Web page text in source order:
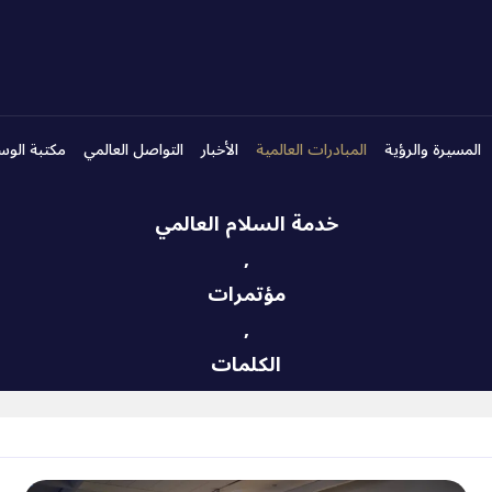
المسيرة والرؤية المبادرات العالمية الأخبار التواصل العالمي مكتبة
خدمة السلام العالمي
,
مؤتمرات
,
الكلمات